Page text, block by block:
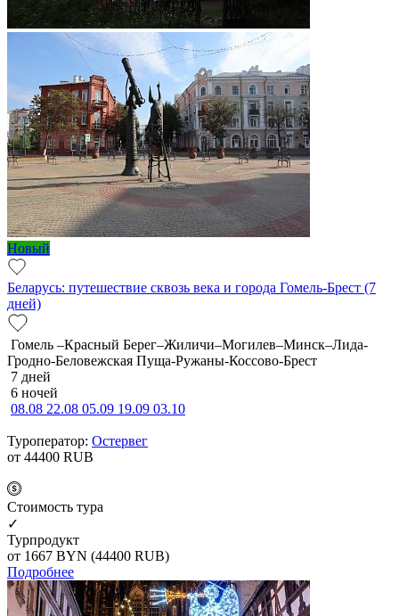
Новый
Беларусь: путешествие сквозь века и города Гомель-Брест (7
дней)
Гомель –Красный Берег–Жиличи–Могилев–Минск–Лида-
Гродно-Беловежская Пуща-Ружаны-Коссово-Брест
7 дней
6 ночей
08.08 22.08 05.09 19.09 03.10
Туроператор: Остервег
от 44400 RUB
Cтоимость тура
✓
Турпродукт
от 1667 BYN (44400 RUB)
Подробнее